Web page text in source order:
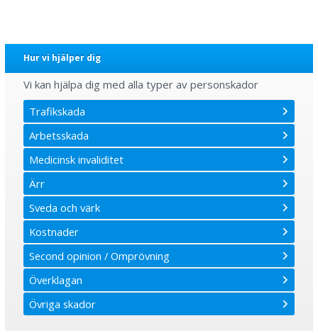
Hur vi hjälper dig
Vi kan hjälpa dig med alla typer av personskador
Trafikskada
Arbetsskada
Medicinsk invaliditet
Ärr
Sveda och värk
Kostnader
Second opinion / Omprövning
Överklagan
Övriga skador